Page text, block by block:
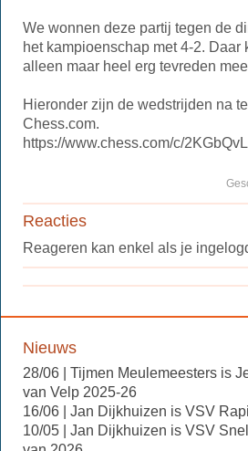
We wonnen deze partij tegen de
het kampioenschap met 4-2. Daar
alleen maar heel erg tevreden
Hieronder zijn de wedstrijden na
Chess.com.
https://www.chess.com/c/
Reacties
Reageren kan enkel als je
Nieuws
28/06 | Tijmen Meulemeesters is
van Velp 2025-26
16/06 | Jan Dijkhuizen is VSV
10/05 | Jan Dijkhuizen is VSV